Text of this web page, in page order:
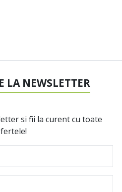
LA NEWSLETTER
si fii la curent cu toate